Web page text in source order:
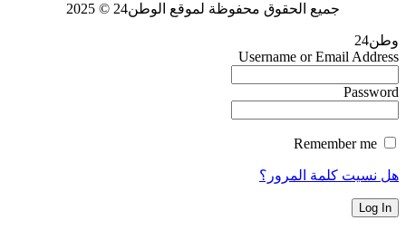
جميع الحقوق محفوظة لموقع الوطن24 © 2025
وطن24
Username or Email Address
Password
هل نسيت كلمة المرور؟